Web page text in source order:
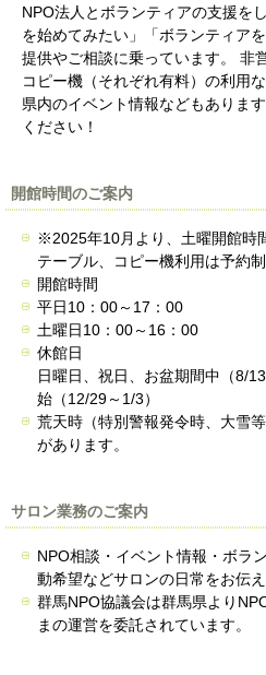
NPO法人とボランティアの支援を
を始めてみたい」「ボランティア
提供やご相談に乗っています。 非
コピー機（それぞれ有料）の利用
県内のイベント情報などもありま
ください！
開館時間のご案内
※2025年10月より、土曜開館時
テーブル、コピー機利用は予約制
開館時間
平日10：00～17：00
土曜日10：00～16：00
休館日
日曜日、祝日、お盆期間中（8/
始（12/29～1/3）
荒天時（特別警報発令時、大雪
があります。
サロン業務のご案内
NPO相談・イベント情報・ボラ
動希望などサロンの日常をお伝え
群馬NPO協議会は群馬県より
まの運営を委託されています。